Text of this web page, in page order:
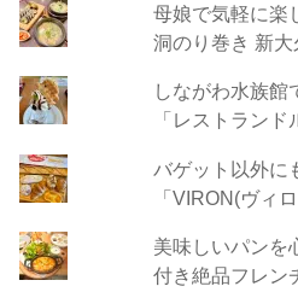
母娘で気軽に楽
洞のり巻き 新大
しながわ水族館
「レストランド
バゲット以外に
「VIRON(ヴィロ
美味しいパンを
付き絶品フレン